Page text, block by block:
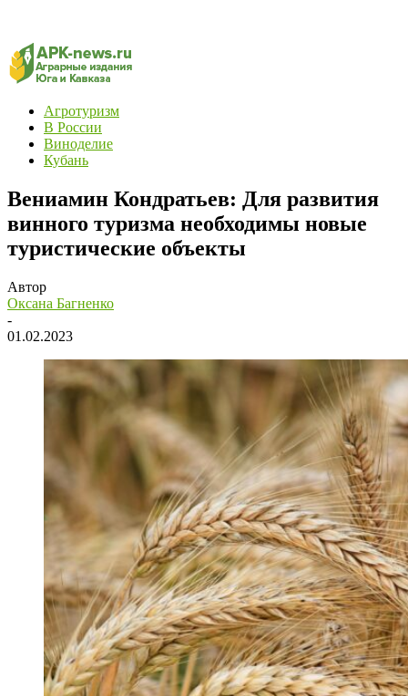
Агротуризм
В России
Виноделие
Кубань
Вениамин Кондратьев: Для развития
винного туризма необходимы новые
туристические объекты
Автор
Оксана Багненко
-
01.02.2023